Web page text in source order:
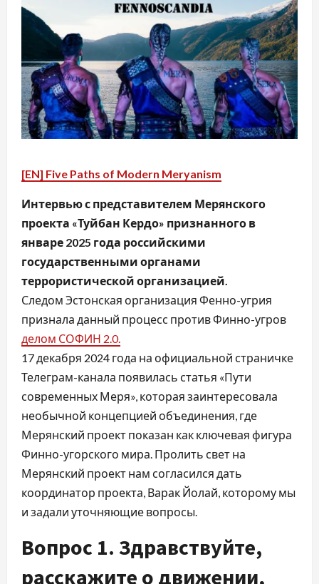
[EN] Five Paths of Modern Meryanism
Интервью с представителем Мерянского
проекта «Туйбан Кердо» признанного в
январе 2025 года российскими
государственными органами
террористической организацией.
Следом Эстонская организация Фенно-угрия
признала данный процесс против Финно-угров
делом СОФИН 2.0.
17 декабря 2024 года на официальной страничке
Телеграм-канала появилась статья «Пути
современных Меря», которая заинтересовала
необычной концепцией объединения, где
Мерянский проект показан как ключевая фигура
Финно-угорского мира. Пролить свет на
Мерянский проект нам согласился дать
координатор проекта, Варак Йолай, которому мы
и задали уточняющие вопросы.
Вопрос 1. Здравствуйте,
расскажите о движении,